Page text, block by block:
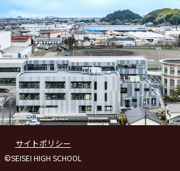
サイトポリシー
©SEISEI HIGH SCHOOL